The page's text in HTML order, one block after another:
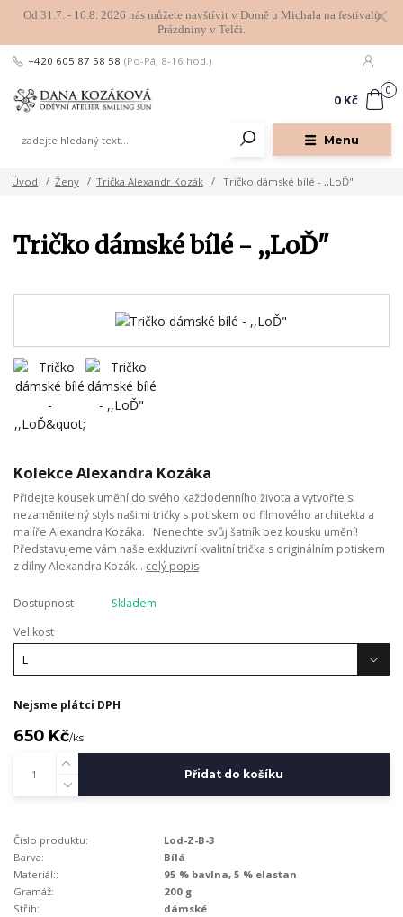
Od 31.7. - 16.8. 2026 nás můžete navštívit v Domě u Michala na festivalu
Prázdniny v Telči.
Menu
+420 605 87 58 58 (Po-Pá, 8-16 hod.)
0
0 Kč
Úvod Ženy Trička Alexandr Kozák Tričko dámské bílé - ,,LoĎ"
Tričko dámské bílé - ,,LoĎ"
Kolekce Alexandra Kozáka
Přidejte kousek umění do svého každodenního života a vytvořte si
nezaměnitelný styls našimi tričky s potiskem od filmového architekta a
malíře Alexandra Kozáka. Nenechte svůj šatník bez kousku umění!
Představujeme vám naše exkluzivní kvalitní trička s originálním potiskem
z dílny Alexandra Kozák... celý popis
Dostupnost
Skladem
Velikost
Nejsme plátci DPH
650 Kč/ks
Přidat do košíku
Číslo produktu:
Lod-Z-B-3
Barva:
Bílá
Materiál::
95 % bavlna, 5 % elastan
Gramáž:
200 g
Střih:
dámské